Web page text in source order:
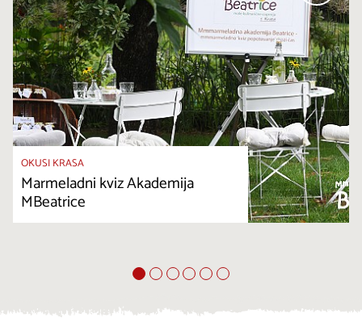
OKUSI KRASA
Marmeladni kviz Akademija
MBeatrice